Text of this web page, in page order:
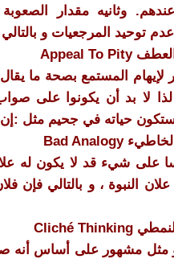
وثانيه مقدار
توحيد المرجعيات و
لإيهام المستمع بصحة ما
لا بد أن يكونوا على
حياته في جحيم مثل :إن
على شيء قد لا يكون له
النبوة ، و بالتالي
مثل مشهور على أساس أنه